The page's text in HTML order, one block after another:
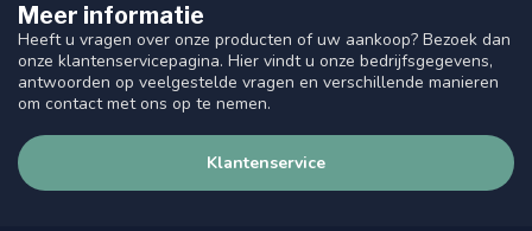
Meer informatie
Heeft u vragen over onze producten of uw aankoop? Bezoek dan
onze klantenservicepagina. Hier vindt u onze bedrijfsgegevens,
antwoorden op veelgestelde vragen en verschillende manieren
om contact met ons op te nemen.
Klantenservice